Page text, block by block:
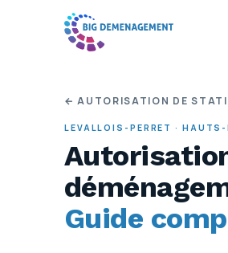
← AUTORISATION DE
LEVALLOIS-PERRET · HAUTS-
Guide